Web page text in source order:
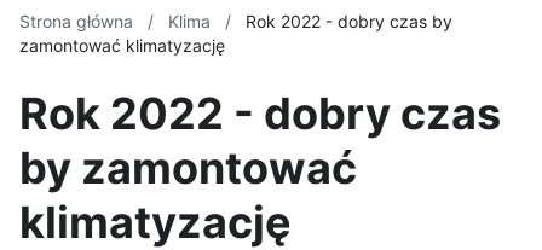
Strona główna / Klima /
Rok 2022 - dobry czas by
zamontować klimatyzację
Rok 2022 - dobry czas
by zamontować
klimatyzację